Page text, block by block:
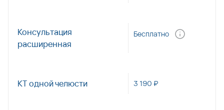
Консультация
расширенная
Бесплатно
КТ одной челюсти 3 190 ₽